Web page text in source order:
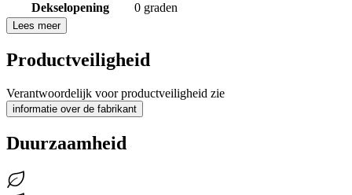
Dekselopening
0 graden
Lees meer
Productveiligheid
Verantwoordelijk voor productveiligheid zie
informatie over de fabrikant
Duurzaamheid